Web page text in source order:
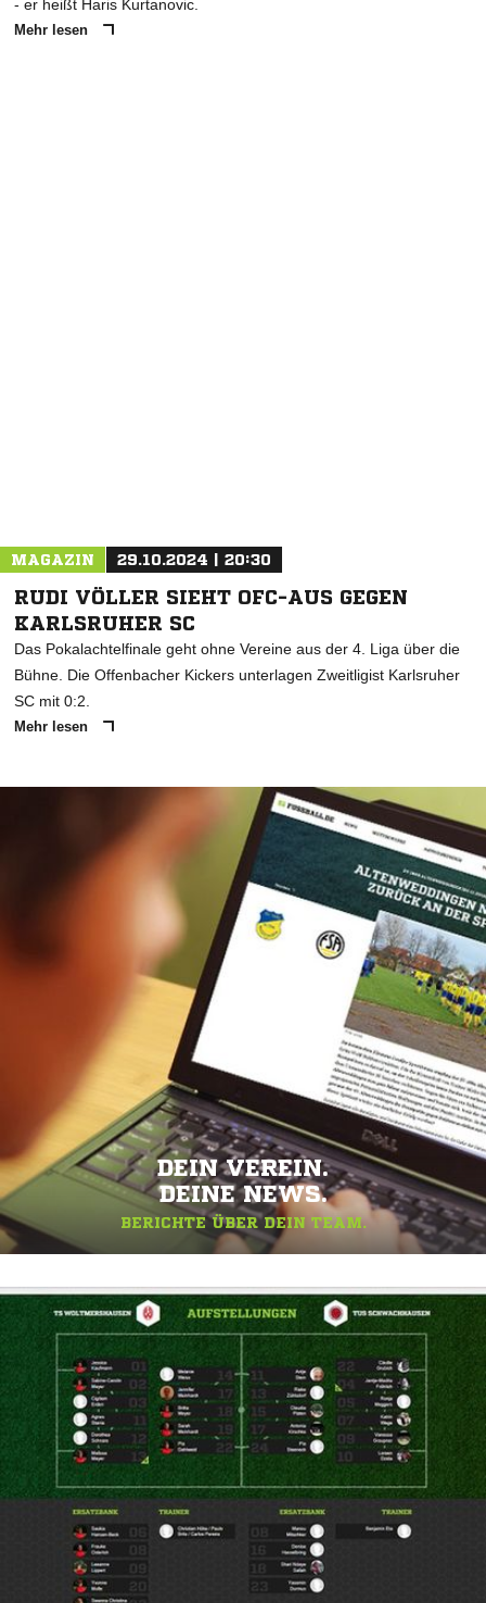
- er heißt Haris Kurtanovic.
Mehr lesen
MAGAZIN 29.10.2024 | 20:30
RUDI VÖLLER SIEHT OFC-AUS GEGEN
KARLSRUHER SC
Das Pokalachtelfinale geht ohne Vereine aus der 4. Liga über die
Bühne. Die Offenbacher Kickers unterlagen Zweitligist Karlsruher
SC mit 0:2.
Mehr lesen
DEIN VEREIN.
DEINE NEWS.
BERICHTE ÜBER DEIN TEAM.